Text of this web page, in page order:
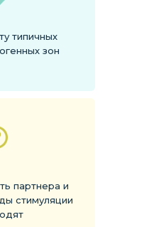
партнера и
стимуляции
типичных
зон